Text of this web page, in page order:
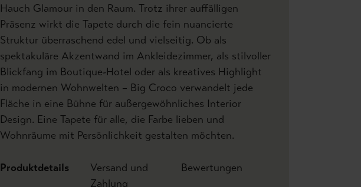
Hauch Glamour in den Raum. Trotz ihrer auffälligen
Präsenz wirkt die Tapete durch die fein nuancierte
Struktur überraschend edel und vielseitig. Ob als
spektakuläre Akzentwand im Ankleidezimmer, als stilvoller
Blickfang im Boutique-Hotel oder als kreatives Highlight
in modernen Wohnwelten – Big Croco verwandelt jede
Fläche in eine Bühne für außergewöhnliches Interior
Design. Eine Tapete für alle, die Farbe lieben und
Wohnräume mit Persönlichkeit gestalten möchten.
Produktdetails
Versand und
Zahlung
Bewertungen